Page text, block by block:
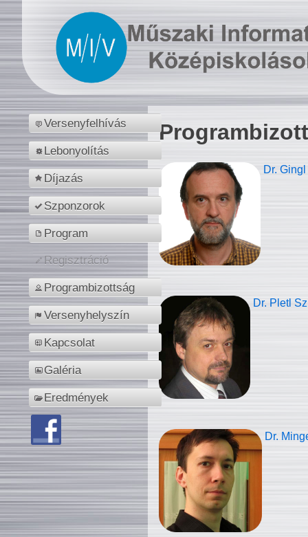
Versenyfelhívás
Lebonyolítás
Díjazás
Szponzorok
Program
Regisztráció
Programbizottság
Versenyhelyszín
Kapcsolat
Galéria
Eredmények
Dr.
Dr. Pletl
Dr.